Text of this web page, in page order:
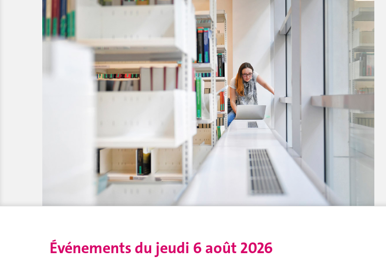
Événements du jeudi 6 août 2026